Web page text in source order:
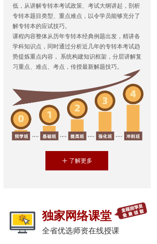
ꄸ 了解更多
低，从讲解专转本考试政策、考试大纲讲起，剖析
专转本题目类型、重点难点，以令学员能够充分了
解专转本的应试技巧。
课程内容整体从历年专转本经典例题出发，精讲各
学科知识点，同时通过分析近几年的专转本考试趋
势提炼重点内容， 系统构建知识框架，分层讲解复
习重点、难点、考点，传授最新解题技巧。
独家网络课堂
全省优选师资在线授课